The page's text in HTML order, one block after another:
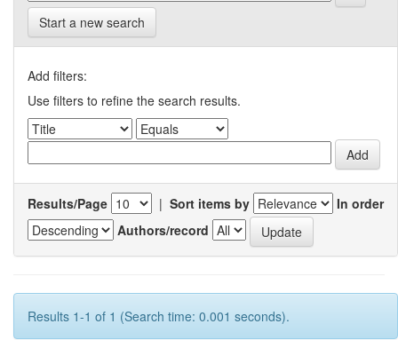
Start a new search
Add filters:
Use filters to refine the search results.
Results/Page | Sort items by
In order
Authors/record
Results 1-1 of 1 (Search time: 0.001 seconds).